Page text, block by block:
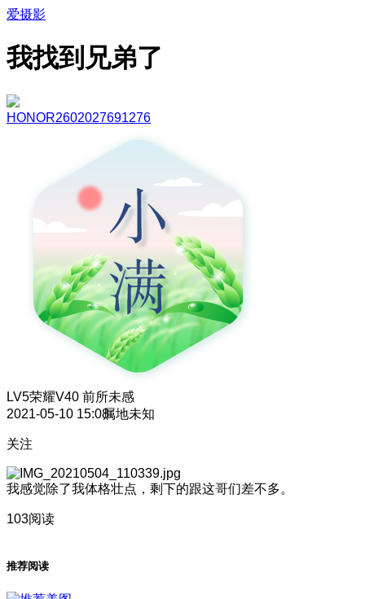
爱摄影
我找到兄弟了
HONOR2602027691276
LV5荣耀V40 前所未感
2021-05-10 15:08属地未知
关注
我感觉除了我体格壮点，剩下的跟这哥们差不多。
103阅读
推荐阅读